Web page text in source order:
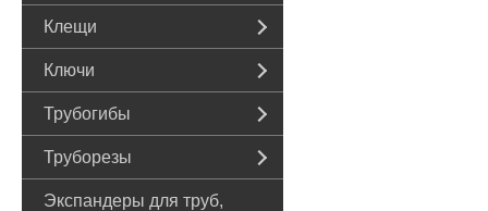
Клещи
Ключи
Трубогибы
Труборезы
Экспандеры для труб,